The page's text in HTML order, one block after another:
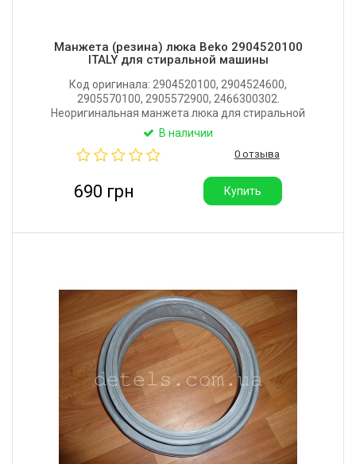
Манжета (резина) люка Beko 2904520100
ITALY для стиральной машины
Код оригинала: 2904520100, 2904524600,
2905570100, 2905572900, 2466300302.
Неоригинальная манжета люка для стиральной
машины Beko, Blomberg, Altus, Smeg, Fagor.
В наличии
0 отзыва
690 грн Купить